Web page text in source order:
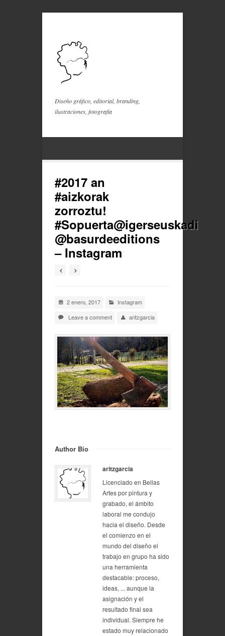
Diseño gráfico, editorial, branding,
ilustraciones, fotografía
#2017 an
#aizkorak
zorroztu!
#Sopuerta@igerseuskadi
@basurdeeditions
– Instagram
2 enero, 2017
Instagram
Leave a comment
aritzgarcia
Author Bio
aritzgarcia
Licenciado en Bellas
Artes por pintura y
grabado, el ámbito
laboral me condujo
hacia el diseño. Desde
el comienzo en el
mundo del diseño el
trabajo en grupo ha sido
una herramienta
destacable: proceso,
ideas, ... aunque la
asignación y el
resultado final sea
individual. Siempre he
estado muy relacionado